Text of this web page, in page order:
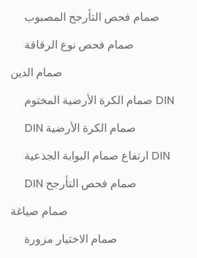
صمام فحص التأرجح المصبوب
صمام فحص نوع الرقاقة
صمام الدين
DIN صمام الكرة الأرضية المختوم
صمام الكرة الأرضية DIN
DIN ارتفاع صمام البوابة الجذعية
صمام فحص التأرجح DIN
صمام صياغة
صمام الاختيار مزورة